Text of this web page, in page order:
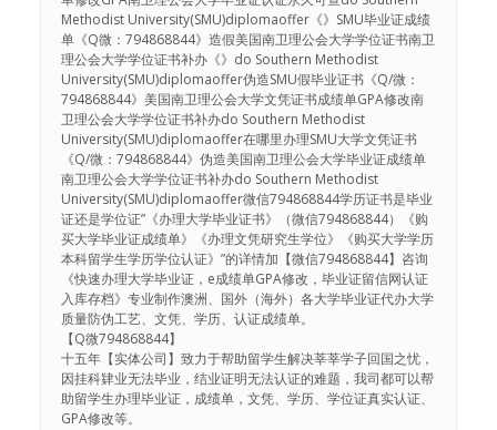
Methodist University(SMU)diplomaoffer《》SMU毕业证成绩
单《Q微：794868844》造假美国南卫理公会大学学位证书南卫
理公会大学学位证书补办《》do Southern Methodist
University(SMU)diplomaoffer伪造SMU假毕业证书《Q/微：
794868844》美国南卫理公会大学文凭证书成绩单GPA修改南
卫理公会大学学位证书补办do Southern Methodist
University(SMU)diplomaoffer在哪里办理SMU大学文凭证书
《Q/微：794868844》伪造美国南卫理公会大学毕业证成绩单
南卫理公会大学学位证书补办do Southern Methodist
University(SMU)diplomaoffer微信794868844学历证书是毕业
证还是学位证”《办理大学毕业证书》（微信794868844）《购
买大学毕业证成绩单》《办理文凭研究生学位》《购买大学学历
本科留学生学历学位认证》”的详情加【微信794868844】咨询
《快速办理大学毕业证，e成绩单GPA修改，毕业证留信网认证
入库存档》专业制作澳洲、国外（海外）各大学毕业证代办大学
质量防伪工艺、文凭、学历、认证成绩单。
【Q微794868844】
十五年【实体公司】致力于帮助留学生解决莘莘学子回国之忧，
因挂科肄业无法毕业，结业证明无法认证的难题，我司都可以帮
助留学生办理毕业证，成绩单，文凭、学历、学位证真实认证、
GPA修改等。